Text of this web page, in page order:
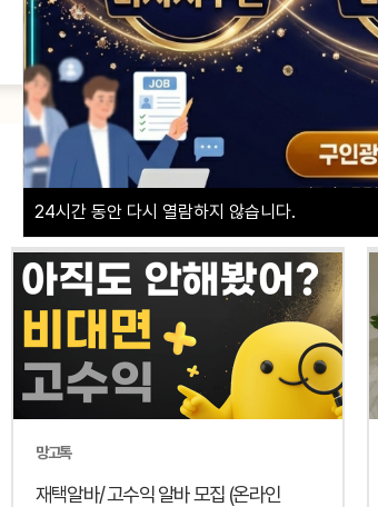
24시간 동안 다시 열람하지 않습니다.
망고톡
재택알바/ 고수익 알바 모집 (온라인